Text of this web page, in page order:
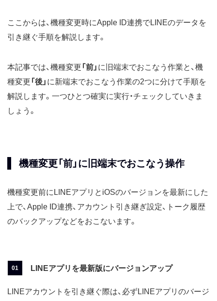
ここからは、機種変更時にApple ID連携でLINEのデータを
引き継ぐ手順を解説します。
本記事では、機種変更 「前」 に旧端末でおこなう作業と、機
種変更 「後」 に新端末でおこなう作業の2つに分けて手順を
解説します。一つひとつ確実に実行・チェックしていきま
しょう。
機種変更「前」に旧端末でおこなう操作
機種変更前にLINEアプリとiOSのバージョンを最新にした
上で、Apple ID連携、アカウント引き継ぎ設定、トーク履歴
のバックアップなどをおこないます。
LINEアプリを最新版にバージョンアップ
LINEアカウントを引き継ぐ際は、必ずLINEアプリのバージ